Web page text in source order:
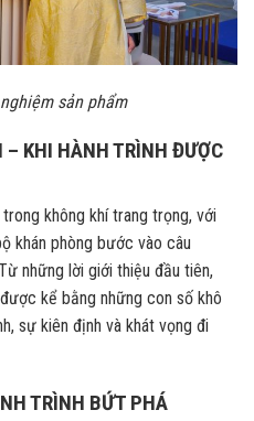
sản phẩm
– KHI HÀNH TRÌNH ĐƯỢC
không khí trang trọng, với
khán phòng bước vào câu
những lời giới thiệu đầu tiên,
kể bằng những con số khô
sự kiên định và khát vọng đi
TRÌNH BỨT PHÁ